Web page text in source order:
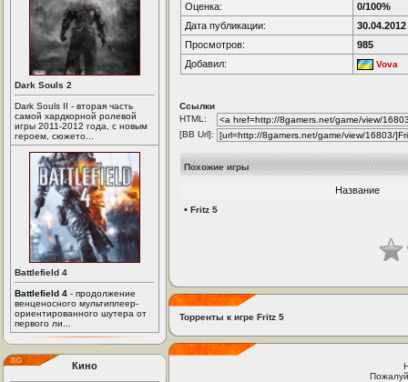
Dark Souls 2
Dark Souls II - вторая часть
самой хардкорной ролевой
игры 2011-2012 года, с новым
героем, сюжето...
Battlefield 4
Battlefield 4 - продолжение
венценосного мультиплеер-
ориентированного шутера от
первого ли...
Кино
Оценка:
0/100%
Дата публикации:
30.04.2012
Просмотров:
985
Добавил:
Vova
Ссылки
HTML:
[BB Url]:
Похожие игры
Название
• Fritz 5
Торренты к игре Fritz 5